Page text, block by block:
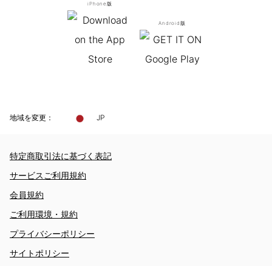
iPhone版
Android版
地域を変更： JP
特定商取引法に基づく表記
サービスご利用規約
会員規約
ご利用環境・規約
プライバシーポリシー
サイトポリシー